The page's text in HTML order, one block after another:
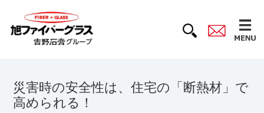
災害時の安全性は、住宅の「断熱材」で
高められる！